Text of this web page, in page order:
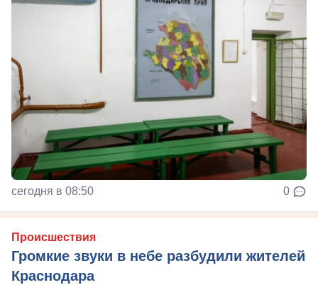
сегодня в 08:50 0
Происшествия
Громкие звуки в небе разбудили жителей
Краснодара